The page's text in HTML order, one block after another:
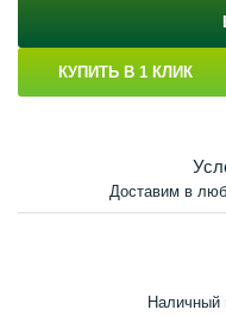
КУПИТЬ В 1 КЛИК
Доставим в
Наличный